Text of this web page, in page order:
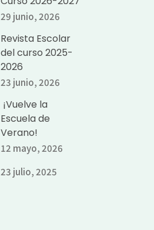
29 junio, 2026
Revista Escolar
del curso 2025-
2026
23 junio, 2026
¡Vuelve la
Escuela de
Verano!
12 mayo, 2026
23 julio, 2025